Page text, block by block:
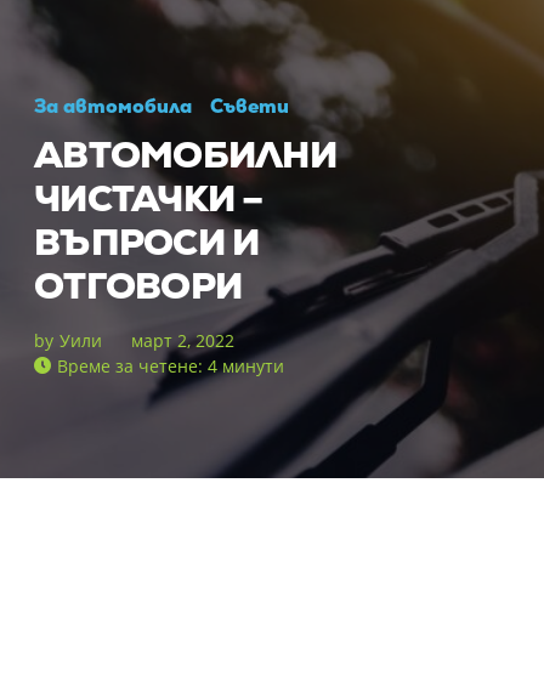
За автомобила Съвети
АВТОМОБИЛНИ
ЧИСТАЧКИ –
ВЪПРОСИ И
ОТГОВОРИ
by Уили
март 2, 2022
Време за четене: 4 минути